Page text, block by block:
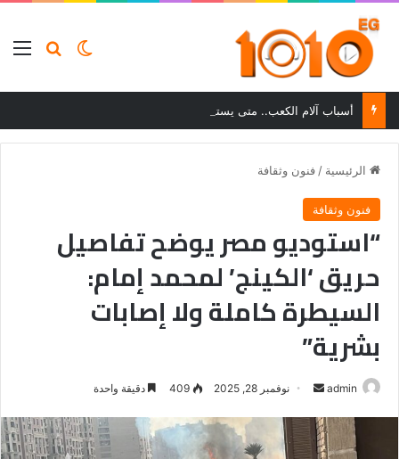
بحثالوضع
أسباب آلام الكعب.. متى يستدعي الألم زيارة الطبيب؟
الرئيسية / فنون وثقافة
فنون وثقافة
“استوديو مصر يوضح تفاصيل
حريق ‘الكينج’ لمحمد إمام:
السيطرة كاملة ولا إصابات
بشرية”
admin
أرسل
إلكترونيا
نوفمبر 28, 2025 409 دقيقة واحدة